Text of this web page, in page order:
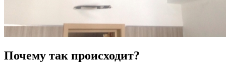
Почему так происходит?